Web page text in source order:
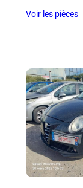
Voir les pièces